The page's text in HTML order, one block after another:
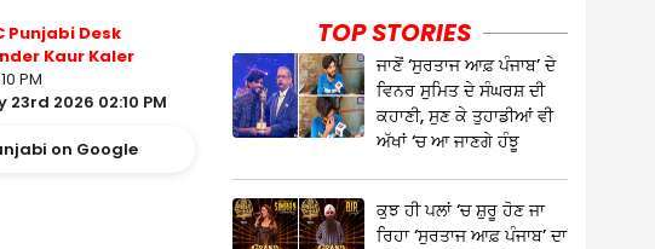
Punjabi Desk
Kaur Kaler
PM
23rd 2026 02:10 PM
on Google
TOP STORIES
ਜਾਣੋਂ ‘ਸੁਰਤਾਜ ਆਫ਼ ਪੰਜਾਬ’ ਦੇ
ਵਿਨਰ ਸੁਮਿਤ ਦੇ ਸੰਘਰਸ਼ ਦੀ
ਕਹਾਣੀ, ਸੁਣ ਕੇ ਤੁਹਾਡੀਆਂ ਵੀ
ਅੱਖਾਂ ‘ਚ ਆ ਜਾਣਗੇ ਹੰਝੂ
ਕੁਝ ਹੀ ਪਲਾਂ ‘ਚ ਸ਼ੁਰੂ ਹੋਣ ਜਾ
ਰਿਹਾ ‘ਸੁਰਤਾਜ ਆਫ਼ ਪੰਜਾਬ’ ਦਾ